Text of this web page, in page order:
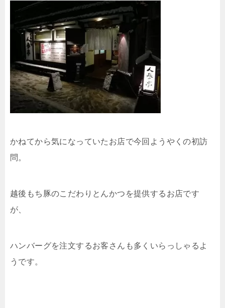
かねてから気になっていたお店で今回ようやくの初訪
問。
越後もち豚のこだわりとんかつを提供するお店です
が、
ハンバーグを注文するお客さんも多くいらっしゃるよ
うです。